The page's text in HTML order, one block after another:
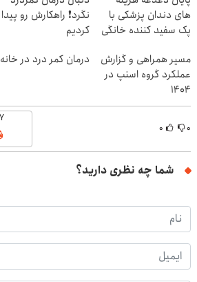
های دندان پزشکی با
پک سفید کننده خانگی
نگرد❗ راهکارش رو پیدا
کردیم
مسیر همراهی و گزارش
عملکرد گروه اسنپ در
۱۴۰۴
درمان کمر درد در خانه
۰ ۰
شما چه نظری دارید؟